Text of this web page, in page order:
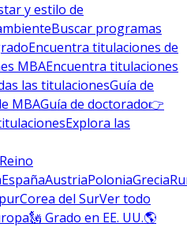
y estilo de
Buscar programas
Encuentra titulaciones de
MBAEncuentra titulaciones
las titulacionesGuía de
MBAGuía de doctorado👉
Explora las
Reino
EspañaAustriaPoloniaGrecia
Corea del SurVer todo
🗽 Grado en EE. UU.🌎